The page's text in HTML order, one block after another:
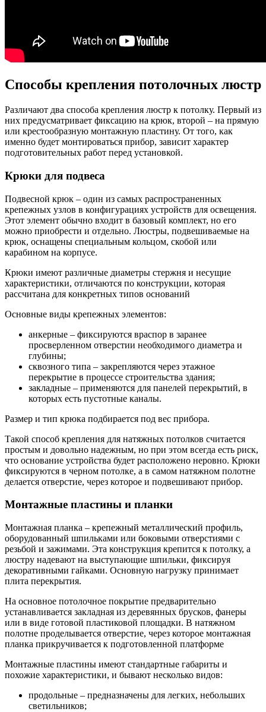
Способы крепления потолочных люстр
Различают два способа крепления люстр к потолку. Первый из
них предусматривает фиксацию на крюк, второй – на прямую
или крестообразную монтажную пластину. От того, как
именно будет монтироваться прибор, зависит характер
подготовительных работ перед установкой.
Крюки для подвеса
Подвесной крюк – один из самых распространенных
крепежных узлов в конфигурациях устройств для освещения.
Этот элемент обычно входит в базовый комплект, но его
можно приобрести и отдельно. Люстры, подвешиваемые на
крюк, оснащены специальным кольцом, скобой или
карабином на корпусе.
Крюки имеют различные диаметры стержня и несущие
характеристики, отличаются по конструкции, которая
рассчитана для конкретных типов оснований
Основные виды крепежных элементов:
анкерные – фиксируются враспор в заранее
просверленном отверстии необходимого диаметра и
глубины;
сквозного типа – закрепляются через этажное
перекрытие в процессе строительства здания;
закладные – применяются для панелей перекрытий, в
которых есть пустотные каналы.
Размер и тип крюка подбирается под вес прибора.
Такой способ крепления для натяжных потолков считается
простым и довольно надежным, но при этом всегда есть риск,
что основание устройства будет расположено неровно. Крюки
фиксируются в черном потолке, а в самом натяжном полотне
делается отверстие, через которое и подвешивают прибор.
Монтажные пластины и планки
Монтажная планка – крепежный металлический профиль,
оборудованный шпильками или боковыми отверстиями с
резьбой и зажимами. Эта конструкция крепится к потолку, а
люстру надевают на выступающие шпильки, фиксируя
декоративными гайками. Основную нагрузку принимает
плита перекрытия.
На основное потолочное покрытие предварительно
устанавливается закладная из деревянных брусков, фанеры
или в виде готовой пластиковой площадки. В натяжном
полотне проделывается отверстие, через которое монтажная
планка прикручивается к подготовленной платформе
Монтажные пластины имеют стандартные габариты и
похожие характеристики, и бывают несколько видов:
продольные – предназначены для легких, небольших
светильников;